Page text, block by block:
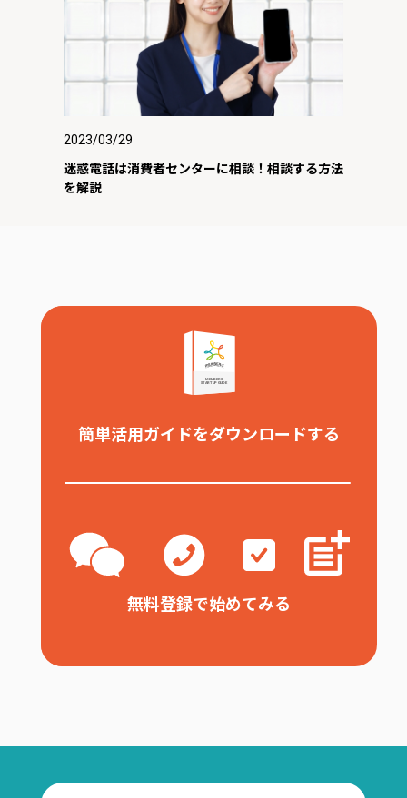
2023/03/29
迷惑電話は消費者センターに相談！相談する方法
を解説
簡単活用ガイドをダウンロードする
無料登録で始めてみる